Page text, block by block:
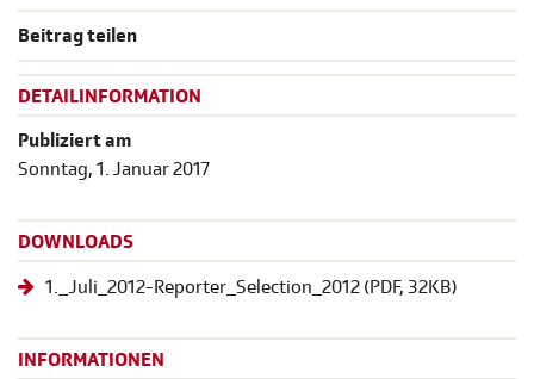
Beitrag teilen
DETAILINFORMATION
Publiziert am
Sonntag, 1. Januar 2017
DOWNLOADS
1._Juli_2012-Reporter_Selection_2012 (PDF, 32KB)
INFORMATIONEN